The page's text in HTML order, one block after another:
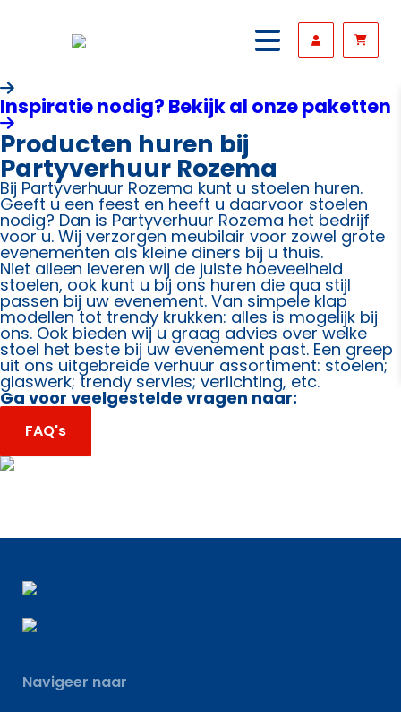
Inspiratie nodig? Bekijk al onze paketten
Producten huren bij
Partyverhuur Rozema
Bij Partyverhuur Rozema kunt u stoelen huren.
Geeft u een feest en heeft u daarvoor stoelen
nodig? Dan is Partyverhuur Rozema het bedrijf
voor u. Wij verzorgen meubilair voor zowel grote
evenementen als kleine diners bij u thuis.
Niet alleen leveren wij de juiste hoeveelheid
stoelen, ook kunt u bij ons huren die qua stijl
passen bij uw evenement. Van simpele klap
modellen tot trendy krukken: alles is mogelijk bij
ons. Ook bieden wij u graag advies over welke
stoel het beste bij uw evenement past. Een greep
uit ons uitgebreide verhuur assortiment: stoelen;
glaswerk; trendy servies; verlichting, etc.
Ga voor veelgestelde vragen naar:
FAQ's
Navigeer naar